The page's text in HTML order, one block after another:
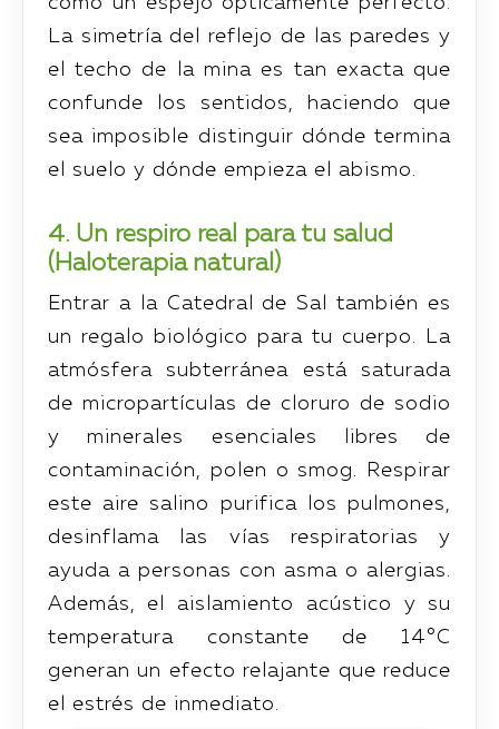
La simetría del reflejo de las paredes y
el techo de la mina es tan exacta que
confunde los sentidos, haciendo que
sea imposible distinguir dónde termina
el suelo y dónde empieza el abismo.
4. Un respiro real para tu salud
(Haloterapia natural)
Entrar a la Catedral de Sal también es
un regalo biológico para tu cuerpo. La
atmósfera subterránea está saturada
de micropartículas de cloruro de sodio
y minerales esenciales libres de
contaminación, polen o smog. Respirar
este aire salino purifica los pulmones,
desinflama las vías respiratorias y
ayuda a personas con asma o alergias.
Además, el aislamiento acústico y su
temperatura constante de 14°C
generan un efecto relajante que reduce
el estrés de inmediato.